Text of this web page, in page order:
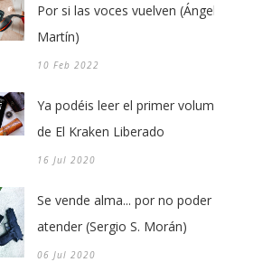
Por si las voces vuelven (Ángel
Martín)
10 Feb 2022
Ya podéis leer el primer volumen
de El Kraken Liberado
16 Jul 2020
Se vende alma... por no poder
atender (Sergio S. Morán)
06 Jul 2020